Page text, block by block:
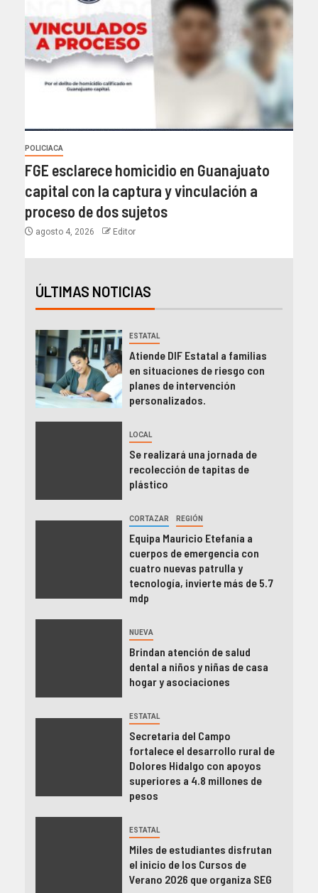
POLICIACA
FGE esclarece homicidio en Guanajuato
capital con la captura y vinculación a
proceso de dos sujetos
agosto 4, 2026 Editor
ÚLTIMAS NOTICIAS
ESTATAL
Atiende DIF Estatal a familias
en situaciones de riesgo con
planes de intervención
personalizados.
LOCAL
Se realizará una jornada de
recolección de tapitas de
plástico
CORTAZAR REGIÓN
Equipa Mauricio Etefanía a
cuerpos de emergencia con
cuatro nuevas patrulla y
tecnología, invierte más de 5.7
mdp
NUEVA
Brindan atención de salud
dental a niños y niñas de casa
hogar y asociaciones
ESTATAL
Secretaria del Campo
fortalece el desarrollo rural de
Dolores Hidalgo con apoyos
superiores a 4.8 millones de
pesos
ESTATAL
Miles de estudiantes disfrutan
el inicio de los Cursos de
Verano 2026 que organiza SEG